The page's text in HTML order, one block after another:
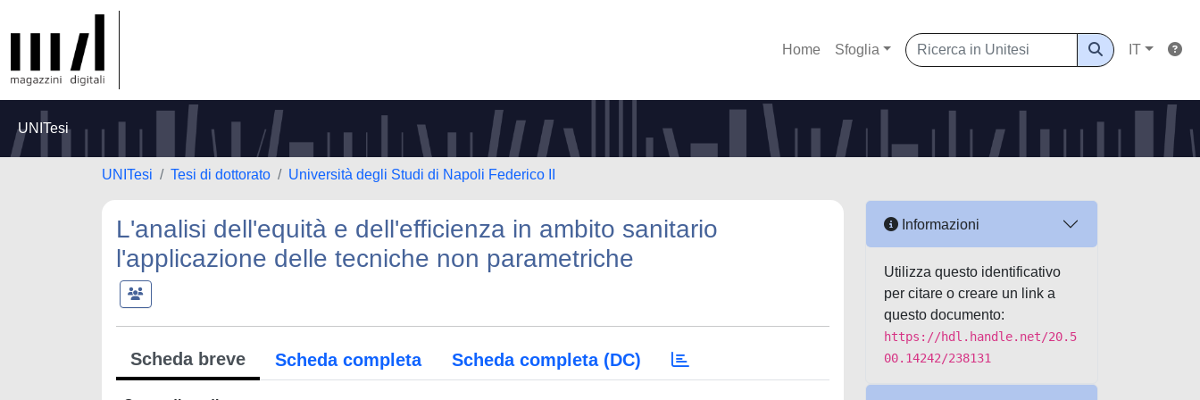
Home Sfoglia IT
UNITesi
UNITesi Tesi di dottorato Università degli Studi di Napoli Federico II
L'analisi dell'equità e dell'efficienza in ambito sanitario
l'applicazione delle tecniche non parametriche
Scheda breve Scheda completa Scheda completa (DC)
Informazioni
Utilizza questo identificativo
per citare o creare un link a
questo documento:
https://hdl.handle.net/20.5
00.14242/238131